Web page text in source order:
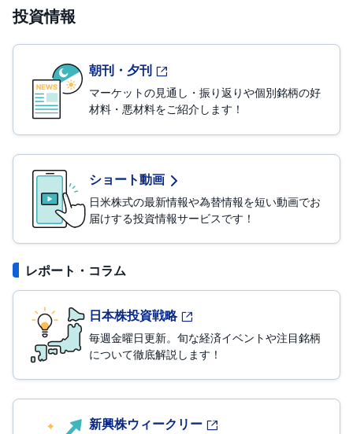
O
)
投資情報
朝刊・夕刊
マーケットの見通し・振り返りや個別銘柄の好
材料・悪材料をご紹介します！
ショート動画
日米株式の最新情報や為替情報を短い動画でお
届けする投資情報サービスです！
レポート・コラム
日本株投資戦略
毎週金曜日更新。旬な経済イベントや注目銘柄
について徹底解説します！
新興株ウィークリー